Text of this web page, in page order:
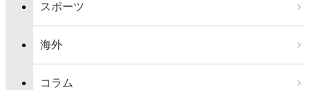
スポーツ
海外
コラム